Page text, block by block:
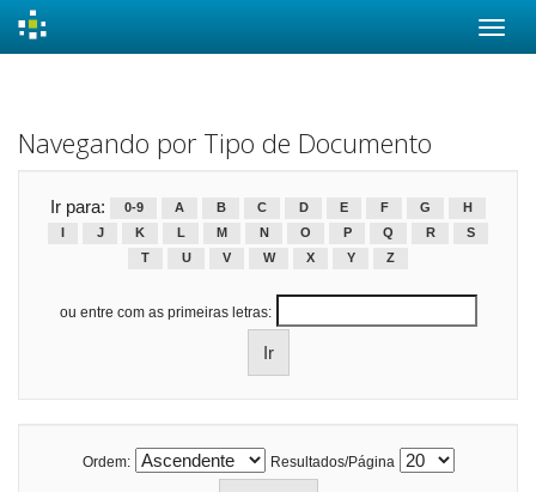
Navegando por Tipo de Documento
Ir para: 0-9 A B C D E F G
H
J K L M N O P Q R
S
T
U V W X Y Z
ou entre com as primeiras letras:
Ordem: Resultados/Página